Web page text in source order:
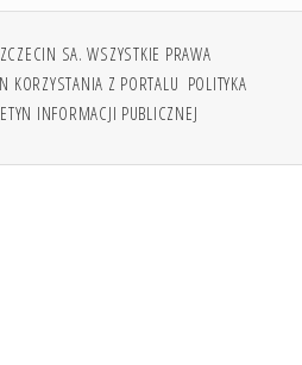
SA. WSZYSTKIE PRAWA
KORZYSTANIA Z PORTALU POLITYKA
INFORMACJI PUBLICZNEJ